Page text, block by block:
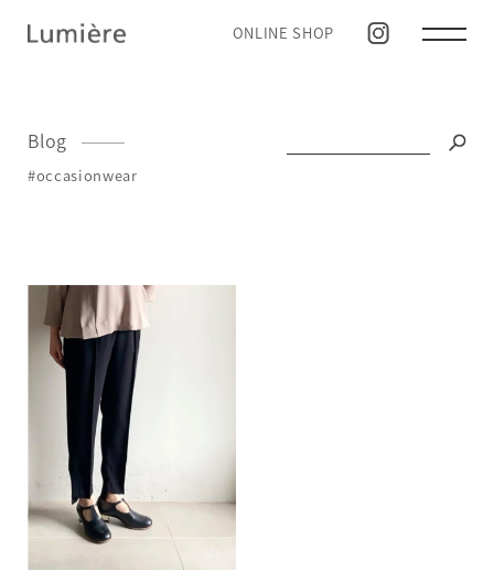
ONLINE SHOP
Blog
#occasionwear